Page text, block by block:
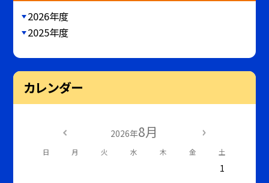
2026年度
2025年度
カレンダー
2026年8月
日 月 火 水 木 金 土
1